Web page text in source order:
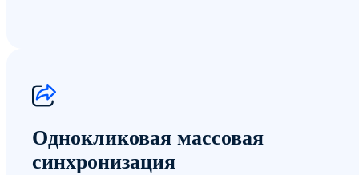
Однокликовая массовая
синхронизация